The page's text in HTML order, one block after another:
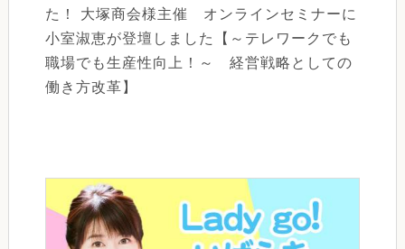
た！ 大塚商会様主催 オンラインセミナーに
小室淑恵が登壇しました【～テレワークでも
職場でも生産性向上！～ 経営戦略としての
働き方改革】